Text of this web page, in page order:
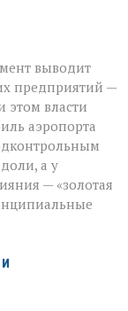
выводит
предприятий —
этом власти
аэропорта
а у
— «золотая